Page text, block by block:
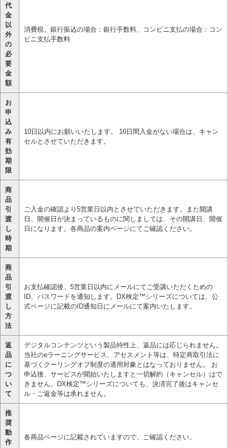
代
金
以
外
の
必
要
金
額
消費税、銀行振込の場合：銀行手数料、コンビニ支払の場合：コン
ビニ支払手数料
お
申
込
み
有
効
期
限
10日以内にお願いいたします。 10日間入金がない場合は、キャン
セルとさせていただきます。
商
品
引
渡
し
時
期
ご入金の確認より5営業日以内とさせていただきます。また開講
日、開催日が決まっているものに関しましては、その開講日、開催
日になります。各商品の案内ページにてご確認ください。
商
品
引
渡
し
方
法
お支払確認後、5営業日以内にメールにてご受講いただくための
ID、パスワードを通知します。DX検定™シリーズについては、公
式ページに記載のID通知日にメールにて案内いたします。
返
品
に
つ
い
て
デジタルコンテンツという製品特性上、返品には応じられません。
当社のeラーニングサービス、アセスメント等は、特定商取引法に
基づくクーリングオフ制度の適用対象とはなっておりません。 お
申込後、サービスが開始いたしますと一切解約（キャンセル）はで
きません。DX検定™シリーズについても、決済完了後はキャンセ
ル・ご返金等は承れません。
推
奨
動
作
各商品ページに記載されていますので、ご確認ください。